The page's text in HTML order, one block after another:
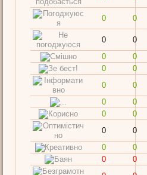
0 0
0
0
0
0
0
0
0
0
0
0
0
0
0
0
0
0
0
0